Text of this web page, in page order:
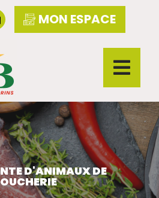
MON ESPACE
D'ANIMAUX DE